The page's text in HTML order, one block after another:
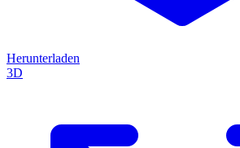
Herunterladen
3D